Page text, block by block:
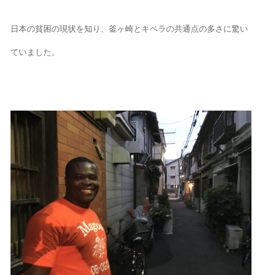
日本の貧困の現状を知り、釜ヶ崎とキベラの共通点の多さに驚い
ていました。